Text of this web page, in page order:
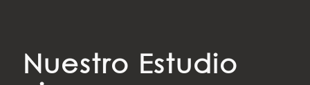
Nuestro Estudio